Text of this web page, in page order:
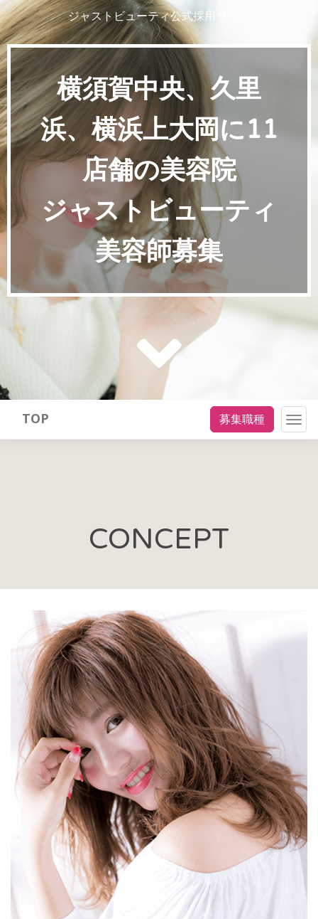
ジャストビューティ公式採用サイト
横須賀中央、久里
浜、横浜上大岡に11
店舗の美容院
ジャストビューティ
美容師募集
TOP 募集職種
CONCEPT